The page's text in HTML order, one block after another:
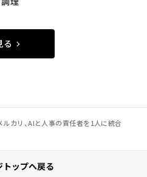
る
ルカリ、AIと人事の責任者を1人に統合
トップへ戻る